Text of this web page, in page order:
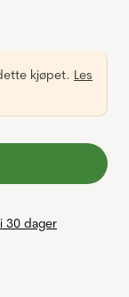
kjøpet. Les
30 dager